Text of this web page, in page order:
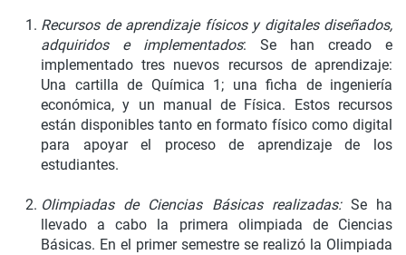
Recursos de aprendizaje físicos y digitales diseñados,
adquiridos e implementados: Se han creado e
implementado tres nuevos recursos de aprendizaje:
Una cartilla de Química 1; una ficha de ingeniería
económica, y un manual de Física. Estos recursos
están disponibles tanto en formato físico como digital
para apoyar el proceso de aprendizaje de los
estudiantes.
Olimpiadas de Ciencias Básicas realizadas: Se ha
llevado a cabo la primera olimpiada de Ciencias
Básicas. En el primer semestre se realizó la Olimpiada